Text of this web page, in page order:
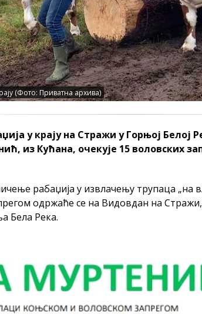
(Фото: Приватна архива)
у крају на Стражи у Горњој Белој
из Кућана, очекује 15 воловских
рабаџија у извлачењу трупаца „на
одржаће се на Видовдан на
Бела Река.